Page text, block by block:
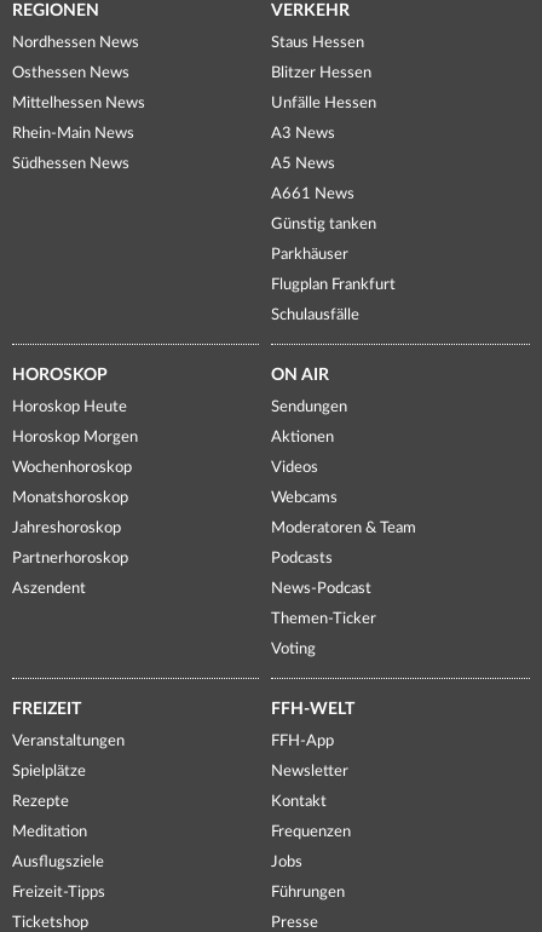
REGIONEN
Nordhessen News
Osthessen News
Mittelhessen News
Rhein-Main News
Südhessen News
VERKEHR
Staus Hessen
Blitzer Hessen
Unfälle Hessen
A3 News
A5 News
A661 News
Günstig tanken
Parkhäuser
Flugplan Frankfurt
Schulausfälle
HOROSKOP
Horoskop Heute
Horoskop Morgen
Wochenhoroskop
Monatshoroskop
Jahreshoroskop
Partnerhoroskop
Aszendent
ON AIR
Sendungen
Aktionen
Videos
Webcams
Moderatoren & Team
Podcasts
News-Podcast
Themen-Ticker
Voting
FREIZEIT
Veranstaltungen
Spielplätze
Rezepte
Meditation
Ausflugsziele
Freizeit-Tipps
Ticketshop
FFH-WELT
FFH-App
Newsletter
Kontakt
Frequenzen
Jobs
Führungen
Presse